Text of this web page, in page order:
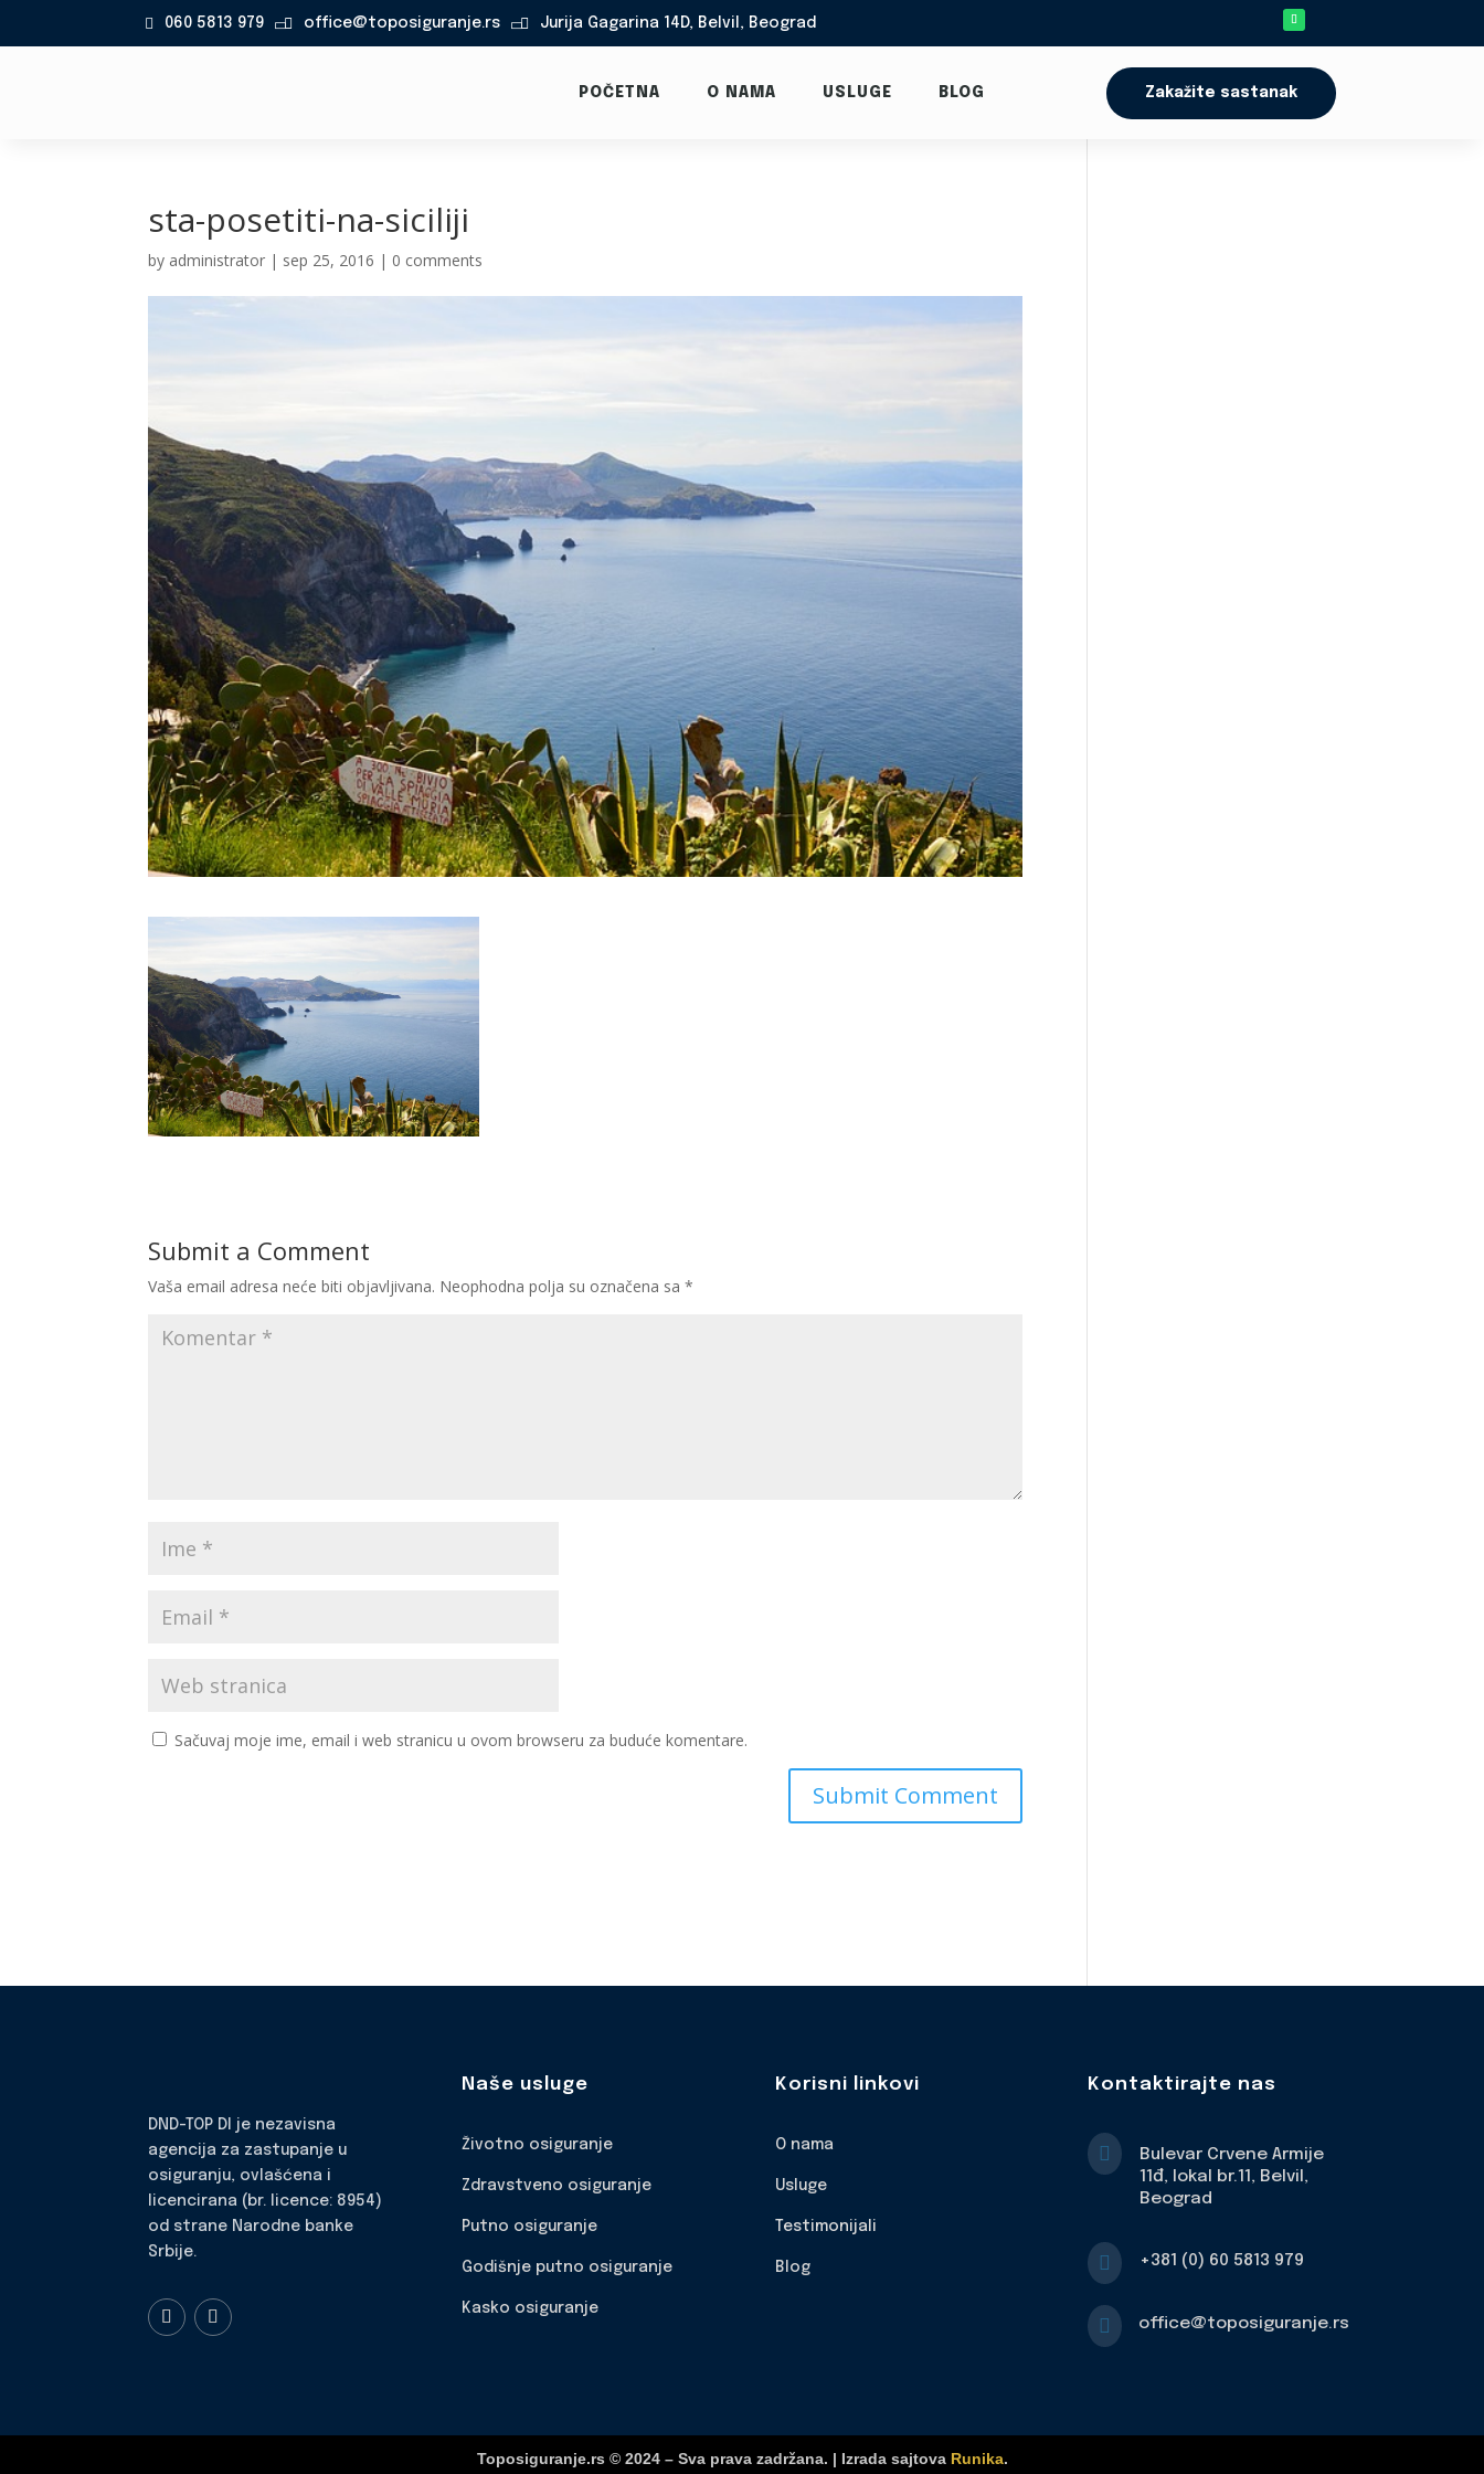
060 5813 979  office@toposiguranje.rs  Jurija Gagarina 14D, Belvil, Beograd
POČETNA O NAMA USLUGE BLOG Zakažite sastanak
sta-posetiti-na-siciliji
by administrator | sep 25, 2016 | 0 comments
Submit a Comment
Vaša email adresa neće biti objavljivana. Neophodna polja su označena sa*
Sačuvaj moje ime, email i web stranicu u ovom browseru za buduće komentare.
DND-TOP DI je nezavisna
agencija za zastupanje u
osiguranju, ovlašćena i
licencirana (br. licence: 8954)
od strane Narodne banke
Srbije.
Naše usluge
Životno osiguranje
Zdravstveno osiguranje
Putno osiguranje
Godišnje putno osiguranje
Kasko osiguranje
Korisni linkovi
O nama
Usluge
Testimonijali
Blog
Kontaktirajte nas

Bulevar Crvene Armije
11đ, lokal br.11, Belvil,
Beograd
 +381 (0) 60 5813 979
 office@toposiguranje.rs
Toposiguranje.rs © 2024 – Sva prava zadržana. | Izrada sajtova Runika.